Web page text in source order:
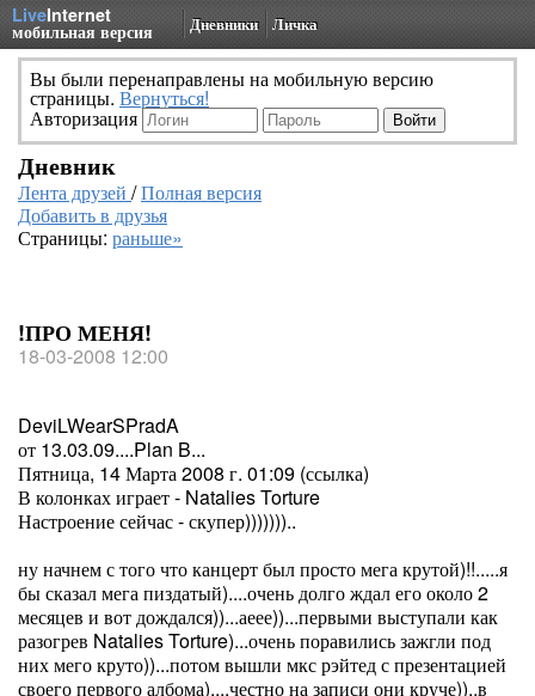
LiveInternet
мобильная версия Дневники Личка
Вы были перенаправлены на мобильную версию
страницы. Вернуться!
Авторизация
Дневник
Лента друзей /Полная версия
Добавить в друзья
Страницы: раньше»
!ПРО МЕНЯ!
18-03-2008 12:00
DeviLWearSPradA
от 13.03.09....Plan B...
Пятница, 14 Марта 2008 г. 01:09 (ссылка)
В колонках играет - Natalies Torture
Настроение сейчас - скупер)))))))..
ну начнем с того что канцерт был просто мега крутой)!!.....я
бы сказал мега пиздатый)....очень долго ждал его около 2
месяцев и вот дождался))...аеее))...первыми выступали как
разогрев Natalies Torture)...очень поравились зажгли под
них мего круто))...потом вышли мкс рэйтед с презентацией
своего первого албома)....честно на записи они круче))..в